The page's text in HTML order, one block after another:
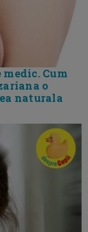
Cum
o
naturala